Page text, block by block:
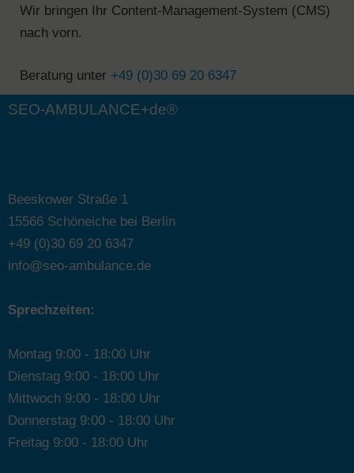
Wir bringen Ihr Content-Management-System (CMS)
nach vorn.
Beratung unter +49 (0)30 69 20 6347
SEO-AMBULANCE+de®
Beeskower Straße 1
15566 Schöneiche bei Berlin
+49 (0)30 69 20 6347
info@seo-ambulance.de
Sprechzeiten:
Montag 9:00 - 18:00 Uhr
Dienstag 9:00 - 18:00 Uhr
Mittwoch 9:00 - 18:00 Uhr
Donnerstag 9:00 - 18:00 Uhr
Freitag 9:00 - 18:00 Uhr